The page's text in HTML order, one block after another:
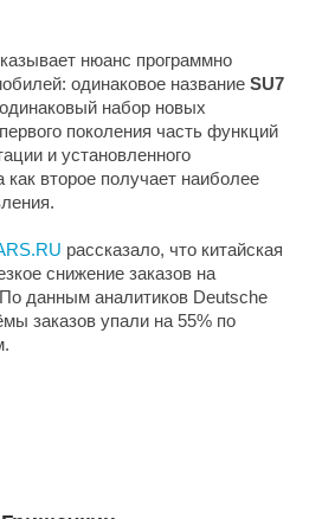
нюанс программно
одинаковое название SU7
набор новых
поколения часть функций
и установленного
как второе получает наиболее
рассказало, что китайская
снижение заказов на
данным аналитиков Deutsche
заказов упали на 55% по